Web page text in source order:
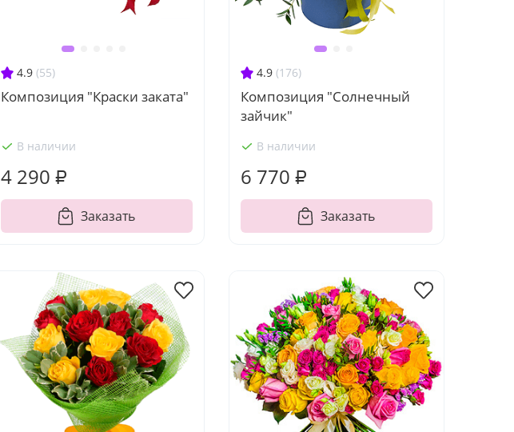
4.9 (55)
Композиция "Краски заката"
В наличии
4 290 ₽
Заказать
4.9 (176)
Композиция "Солнечный
зайчик"
В наличии
6 770 ₽
Заказать